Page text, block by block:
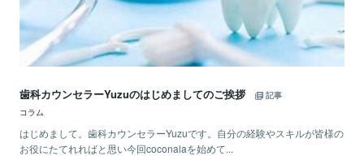
歯科カウンセラーYuzuのはじめましてのご挨拶
記事
コラム
はじめまして。歯科カウンセラーYuzuです。自分の経験やスキルが皆様の
お役にたてれればと思い今回coconalaを始めて...